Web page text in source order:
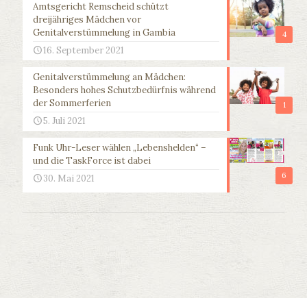
4
Amtsgericht Remscheid schützt
dreijähriges Mädchen vor
Genitalverstümmelung in Gambia
16. September 2021
1
Genitalverstümmelung an Mädchen:
Besonders hohes Schutzbedürfnis während
der Sommerferien
5. Juli 2021
6
Funk Uhr-Leser wählen „Lebenshelden“ –
und die TaskForce ist dabei
30. Mai 2021